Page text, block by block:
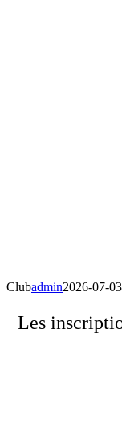
Clubadmin2026-07-
Les